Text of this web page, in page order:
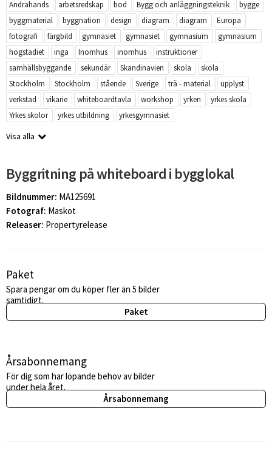
Andrahands arbetsredskap bod Bygg och anläggningsteknik
bygge
byggmaterial
byggnation design diagram diagram
Europa
fotografi
färgbild gymnasiet gymnasiet gymnasium
gymnasium
högstadiet
inga Inomhus inomhus
instruktioner
samhällsbyggande
sekundär Skandinavien skola
skola
Stockholm
Stockholm stående Sverige trä - material
upplyst
verkstad
vikarie whiteboardtavla workshop yrken
yrkes skola
Yrkes skolor
yrkes utbildning yrkesgymnasiet
Visa alla
Byggritning på whiteboard i bygglokal
Bildnummer: MA125691
Fotograf: Maskot
Releaser: Propertyrelease
Paket
Spara pengar om du köper fler än 5 bilder
samtidigt.
Paket
Årsabonnemang
För dig som har löpande behov av bilder
under hela året.
Årsabonnemang